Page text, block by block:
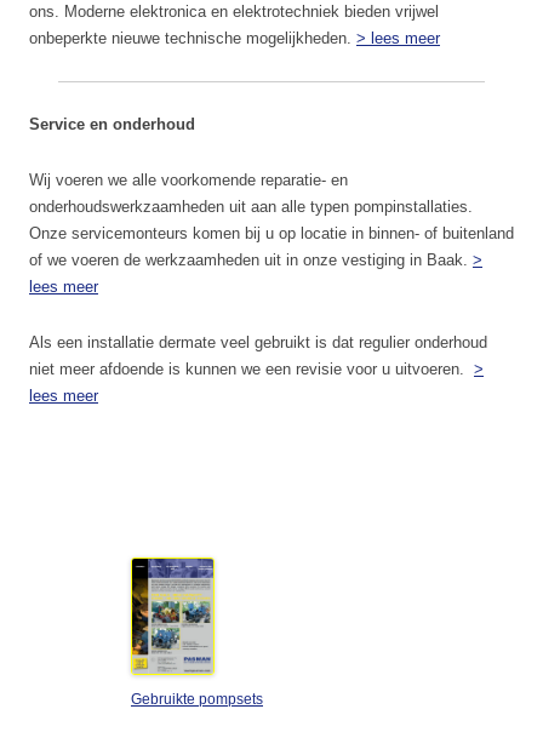
ons. Moderne elektronica en elektrotechniek bieden vrijwel
onbeperkte nieuwe technische mogelijkheden. > lees meer
Service en onderhoud
Wij voeren we alle voorkomende reparatie- en
onderhoudswerkzaamheden uit aan alle typen pompinstallaties.
Onze servicemonteurs komen bij u op locatie in binnen- of buitenland
of we voeren de werkzaamheden uit in onze vestiging in Baak. >
lees meer
Als een installatie dermate veel gebruikt is dat regulier onderhoud
niet meer afdoende is kunnen we een revisie voor u uitvoeren. >
lees meer
Gebruikte pompsets